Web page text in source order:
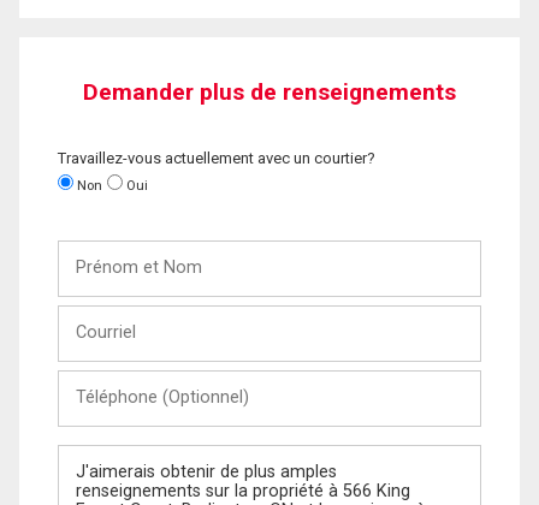
Demander plus de renseignements
Travaillez-vous actuellement avec un courtier?
Non Oui
Nom
(Optionnel)
Message